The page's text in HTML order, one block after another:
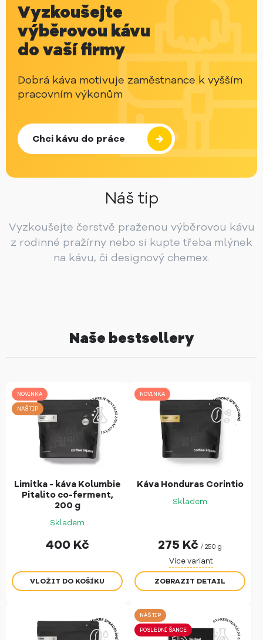
Vyzkoušejte
výběrovou kávu
do vaší firmy
Dobrá káva motivuje zaměstnance k vyšším
pracovním výkonům
Chci kávu do práce
Náš tip
Vyzkoušejte čerstvě praženou výběrovou kávu
z rodinné pražírny nebo si kupte třeba mlýnek
na kávu, či designový chemex.
Naše bestsellery
NOVINKA
NÁŠ TIP
Limitka - káva Kolumbie
Pitalito co-ferment,
200 g
Skladem
400 Kč
NOVINKA
Káva Honduras Corintio
Skladem
275 Kč / 250 g
Více variant
ZOBRAZIT DETAIL
NÁŠ TIP
POSLEDNÍ ŠANCE